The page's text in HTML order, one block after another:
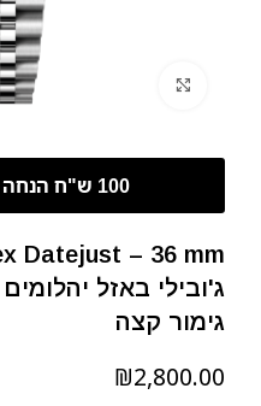
ג'ובילי באזל
גימור קצה
₪